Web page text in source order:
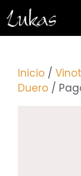
Saltar
al
contenido
Inicio /
Duero /